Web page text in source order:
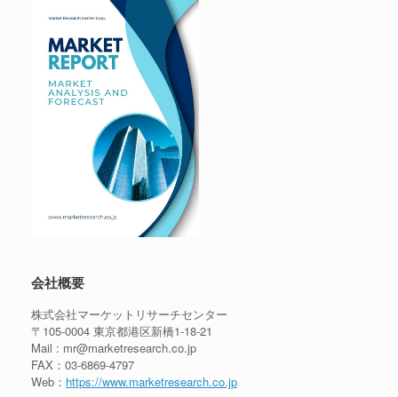
会社概要
株式会社マーケットリサーチセンター
〒105-0004 東京都港区新橋1-18-21
Mail : mr@marketresearch.co.jp
FAX：03-6869-4797
Web： https://www.marketresearch.co.jp